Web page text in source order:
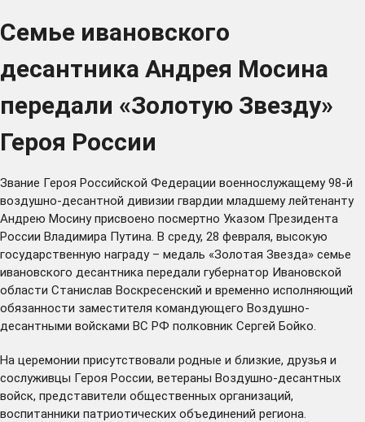
Семье ивановского
десантника Андрея Мосина
передали «Золотую Звезду»
Героя России
Звание Героя Российской Федерации военнослужащему 98-й
воздушно-десантной дивизии гвардии младшему лейтенанту
Андрею Мосинуприсвоено посмертно Указом Президента
России Владимира Путина. В среду, 28 февраля, высокую
государственную награду – медаль «Золотая Звезда» семье
ивановского десантника передали губернатор Ивановской
области Станислав Воскресенский и временно исполняющий
обязанности заместителя командующего Воздушно-
десантными войсками ВС РФ полковник Сергей Бойко.
На церемонии присутствовали родные и близкие, друзья и
сослуживцы Героя России, ветераны Воздушно-десантных
войск, представители общественных организаций,
воспитанники патриотических объединений региона.